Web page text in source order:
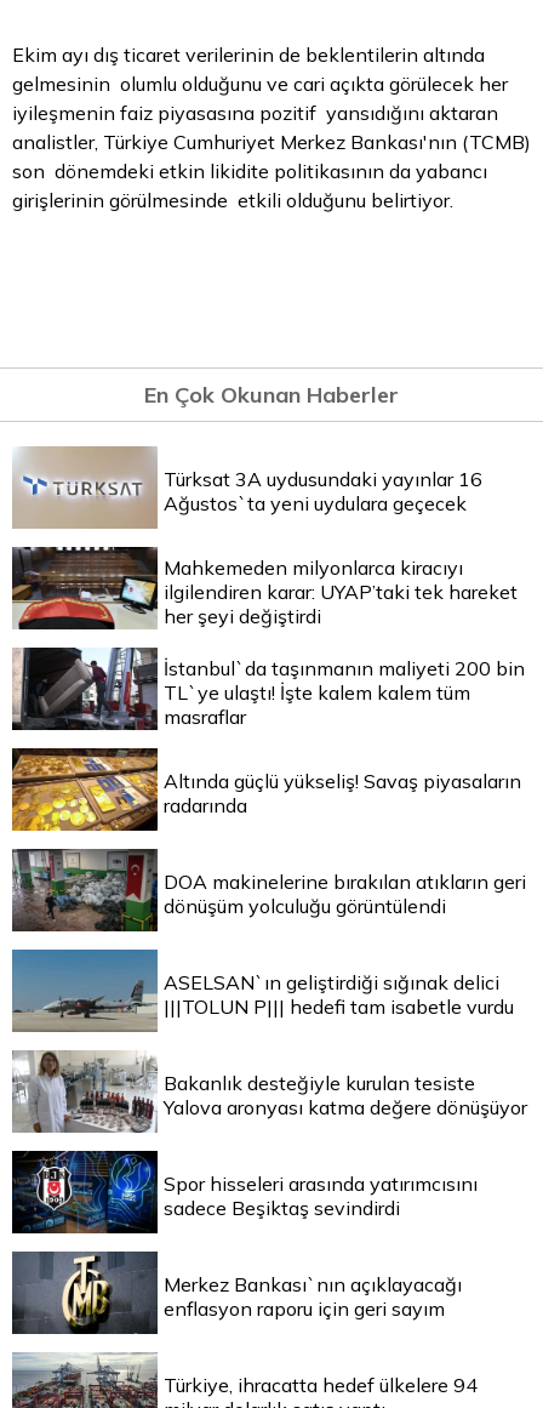
Ekim ayı dış ticaret verilerinin de beklentilerin altında
gelmesinin olumlu olduğunu ve cari açıkta görülecek her
iyileşmenin faiz piyasasına pozitif yansıdığını aktaran
analistler, Türkiye Cumhuriyet Merkez Bankası'nın (TCMB)
son dönemdeki etkin likidite politikasının da yabancı
girişlerinin görülmesinde etkili olduğunu belirtiyor.
En Çok Okunan Haberler
Türksat 3A uydusundaki yayınlar 16
Ağustos`ta yeni uydulara geçecek
Mahkemeden milyonlarca kiracıyı
ilgilendiren karar: UYAP’taki tek hareket
her şeyi değiştirdi
İstanbul`da taşınmanın maliyeti 200 bin
TL`ye ulaştı! İşte kalem kalem tüm
masraflar
Altında güçlü yükseliş! Savaş piyasaların
radarında
DOA makinelerine bırakılan atıkların geri
dönüşüm yolculuğu görüntülendi
ASELSAN`ın geliştirdiği sığınak delici
|||TOLUN P||| hedefi tam isabetle vurdu
Bakanlık desteğiyle kurulan tesiste
Yalova aronyası katma değere dönüşüyor
Spor hisseleri arasında yatırımcısını
sadece Beşiktaş sevindirdi
Merkez Bankası`nın açıklayacağı
enflasyon raporu için geri sayım
Türkiye, ihracatta hedef ülkelere 94